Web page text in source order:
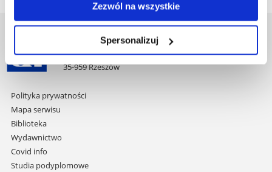
Zezwól na wszystkie
Spersonalizuj
Uniwersytet Rzeszowski
Al. Tadeusza Rejtana 16C
35-959 Rzeszów
Pomiń
nawigację
i
przejdź
do
treści
Polityka prywatności
Mapa serwisu
Biblioteka
Wydawnictwo
Covid info
Studia podyplomowe